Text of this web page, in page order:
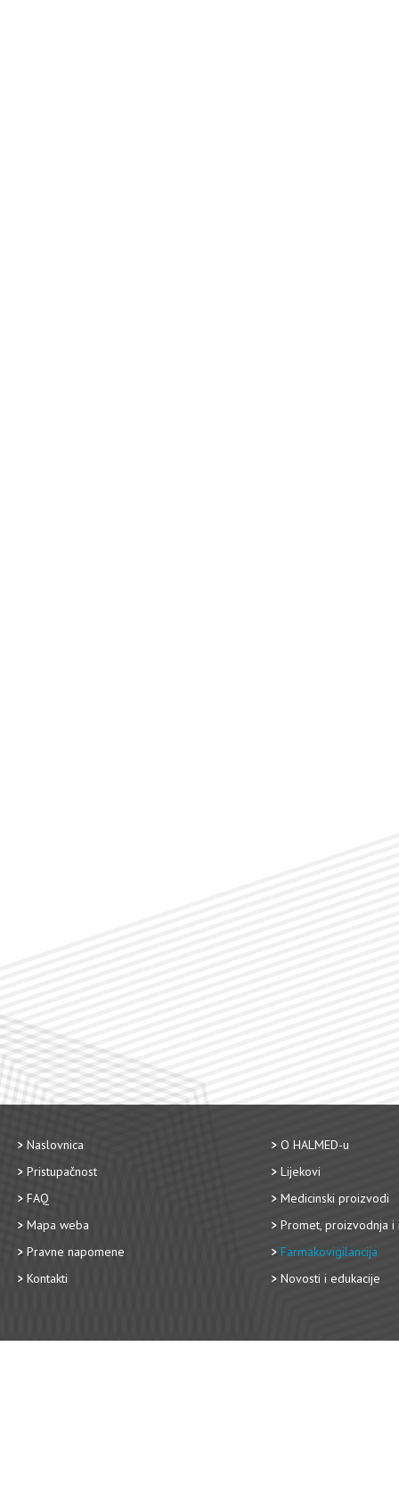
Naslovnica
Pristupačnost
FAQ
Mapa weba
Pravne napomene
Kontakti
O HALMED-u
Lijekovi
Medicinski proizvodi
Promet, proizvodnja i
Farmakovigilancija
Novosti i edukacije